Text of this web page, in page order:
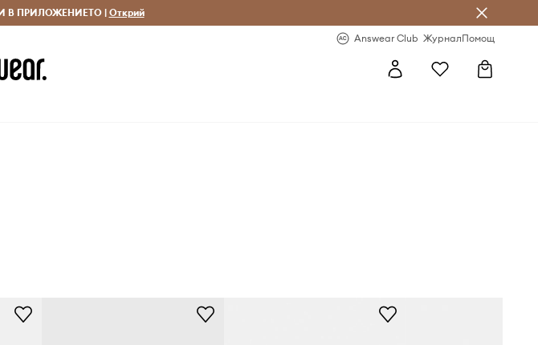
Доставка 1-5 дни
В ПРИЛОЖЕНИЕТО |Открий
Answear Club ЖурналПомощ